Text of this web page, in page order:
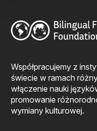
Współpracujemy z
świecie w ramach
włączenie nauki
promowanie
wymiany kulturowej.